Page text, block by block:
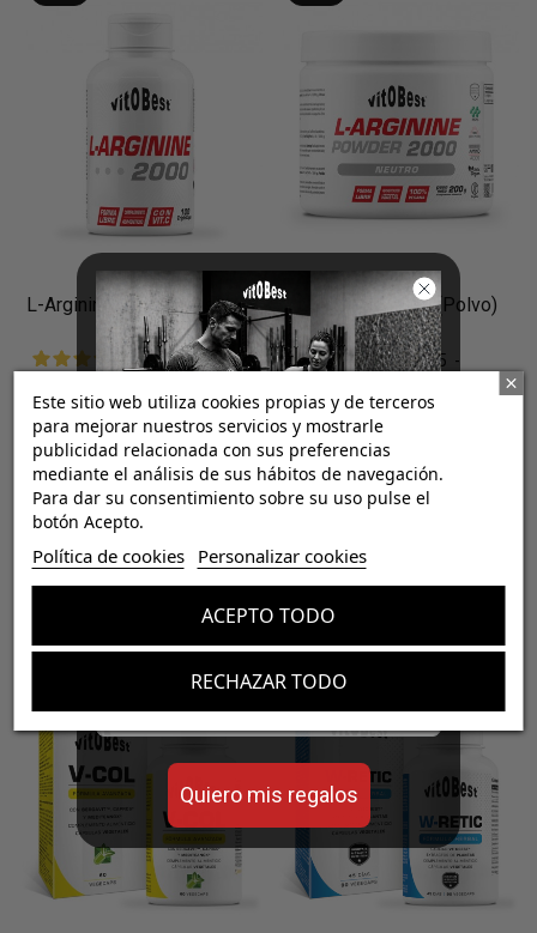
L-Arginine 2000 (Cápsulas)
4.9 / 5-
19,26 € 21,40 €
100 TripleCaps
Añadir al carrito
L-Arginine 2000 (Polvo)
4.5 / 5 -
16,83 € 18,70 €
Neutro / 200 g (0,4 lb)
Añadir al carrito
Este sitio web utiliza cookies propias y de terceros
para mejorar nuestros servicios y mostrarle
publicidad relacionada con sus preferencias
mediante el análisis de sus hábitos de navegación.
Para dar su consentimiento sobre su uso pulse el
botón Acepto.
Política de cookies Personalizar cookies
RECHAZAR TODO
ACEPTO TODO
¡Consigue regalos gratis
con tus pedidos!
Aumenta el valor de tus compras con regalos
diseñados para mejorar tu rendimiento
Quiero mis regalos